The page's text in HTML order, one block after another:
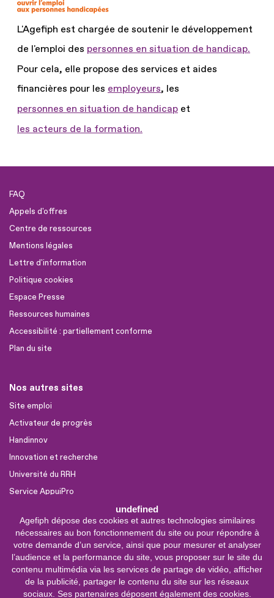
undefined
Agefiph dépose des cookies et autres technologies similaires
nécessaires au bon fonctionnement du site ou pour répondre à
votre demande d’un service, ainsi que pour mesurer et analyser
l’audience et la performance du site, vous proposer sur le site du
contenu multimédia via les services de partage de vidéo, afficher
de la publicité, partager le contenu du site sur les réseaux
sociaux. Ses partenaires déposent également des cookies.
L'Agefiph est chargée de soutenir le développement
de l'emploi des personnes en situation de handicap.
Pour cela, elle propose des services et aides
financières pour les employeurs, les
personnes en situation de handicap et
les acteurs de la formation.
FAQ
Appels d'offres
Centre de ressources
Mentions légales
Lettre d'information
Politique cookies
Espace Presse
Ressources humaines
Accessibilité : partiellement conforme
Plan du site
Nos autres sites
Site emploi
Activateur de progrès
Handinnov
Innovation et recherche
Université du RRH
Service AppuiPro
Nous suivre
Youtube
Linkedin
Facebook